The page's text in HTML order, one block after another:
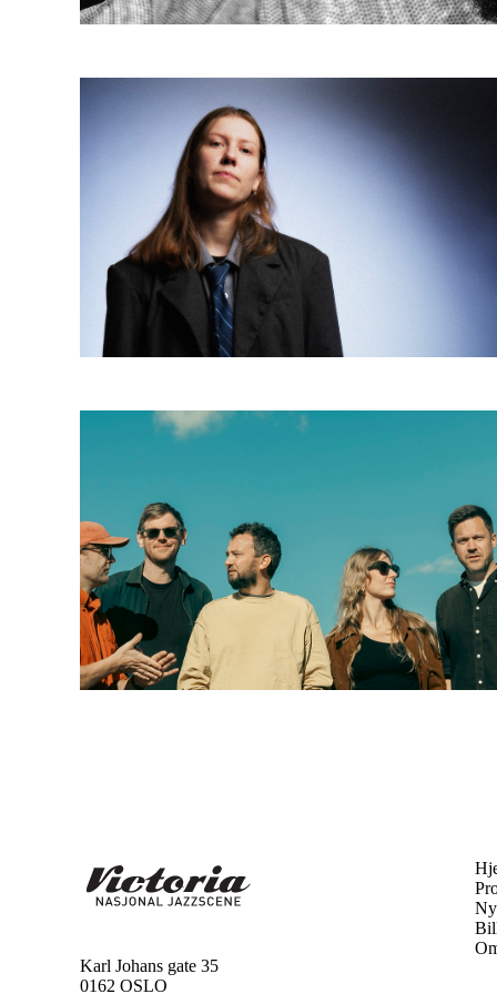
Karl Johans gate 35
0162 OSLO